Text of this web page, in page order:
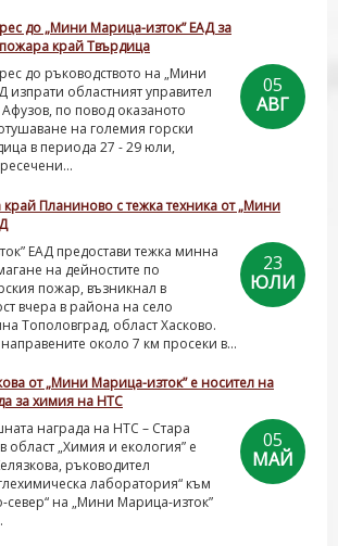
до „Мини Марица-изток” ЕАД за
край Твърдица
05
АВГ
до ръководството на „Мини
изпрати областният управител
по повод оказаното
на големия горски
в периода 27 - 29 юли,
Планиново с тежка техника от „Мини
23
ЮЛИ
ЕАД предостави тежка минна
на дейностите по
пожар, възникнал в
вчера в района на село
Тополовград, област Хасково.
около 7 км просеки в...
от „Мини Марица-изток” е носител на
за химия на НТС
05
МАЙ
награда на НТС – Стара
област „Химия и екология” е
ръководител
лаборатория“ към
север“ на „Мини Марица-изток”